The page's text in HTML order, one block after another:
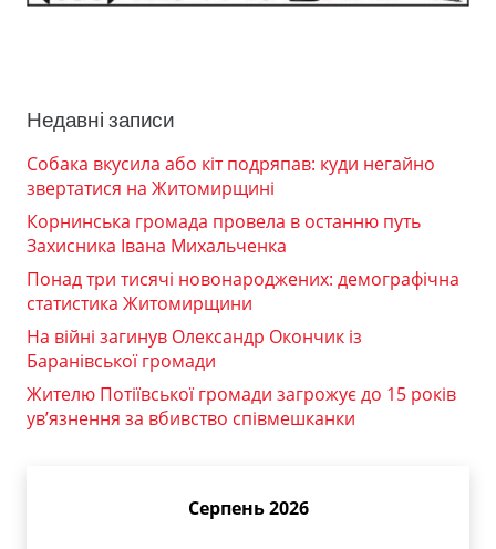
Недавні записи
Собака вкусила або кіт подряпав: куди негайно
звертатися на Житомирщині
Корнинська громада провела в останню путь
Захисника Івана Михальченка
Понад три тисячі новонароджених: демографічна
статистика Житомирщини
На війні загинув Олександр Окончик із
Баранівської громади
Жителю Потіївської громади загрожує до 15 років
ув’язнення за вбивство співмешканки
Серпень 2026